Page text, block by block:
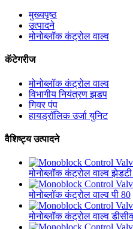
मुख्यपृष्ठ
उत्पादने
मोनोब्लॉक कंट्रोल वाल्व
कॅटेगरीज
मोनोब्लॉक कंट्रोल वाल्व
विभागीय नियंत्रण झडप
गियर पंप
हायड्रॉलिक उर्जा युनिट
वैशिष्ट्य उत्पादने
मोनोब्लॉक कंट्रोल वाल्व
मोनोब्लॉक कंट्रोल वाल्व पी 80
मोनोब्लॉक कंट्रोल वाल्व